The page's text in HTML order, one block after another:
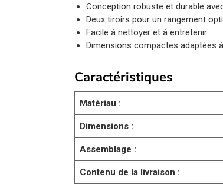
Conception robuste et durable
Deux tiroirs pour un rangement
Facile à nettoyer et à entretenir
Dimensions compactes adaptées
Caractéristiques
Matériau :
Dimensions :
Assemblage :
Contenu de la livraison :